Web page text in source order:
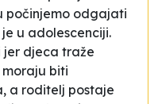
počinjemo odgajati
u adolescenciji.
jer djeca traže
biti
a roditelj postaje